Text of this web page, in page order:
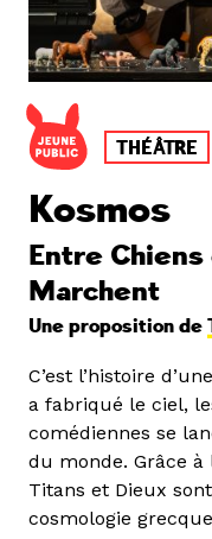
THÉÂTRE
Kosmos
Entre
Marchent
Une proposition de
C’est l’histoire
a fabriqué le ciel,
comédiennes se
du monde. Grâce à
Titans et Dieux
cosmologie